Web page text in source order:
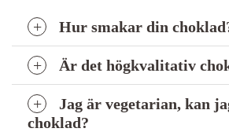
Hur smakar din
Är det högkvalitativ
Jag är vegetarian, kan
choklad?